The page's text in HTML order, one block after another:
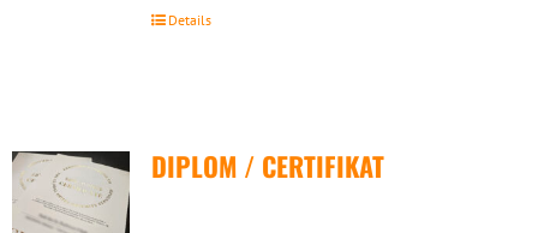
Details
DIPLOM / CERTIFIKAT